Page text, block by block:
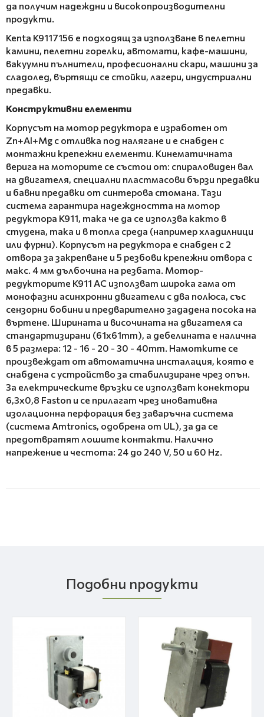
да получим надеждни и високопроизводителни
продукти.
Kenta K9117156 е подходящ за използване в пелетни
камини, пелетни горелки, автомати, кафе-машини,
вакуумни пълнители, професионални скари, машини за
сладолед, въртящи се стойки, лагери, индустриални
предавки.
Конструктивни елементи
Корпусът на мотор редуктора е изработен от
Zn+Al+Mg с отливка под налягане и е снабден с
монтажни крепежни елементи. Кинематичната
верига на моторите се състои от: спираловиден вал
на двигателя, специални пластмасови бързи предавки
и бавни предавки от синтерова стомана. Тази
система гарантира надеждността на мотор
редуктора K911, така че да се използва както в
студена, така и в топла среда (например хладилници
или фурни). Корпусът на редуктора е снабден с 2
отвора за закрепване и 5 резбови крепежни отвора с
макс. 4 мм дълбочина на резбата. Мотор-
редукторите K911 AC използват широка гама от
монофазни асинхронни двигатели с два полюса, със
сензорни бобини и предварително зададена посока на
въртене. Ширината и височината на двигателя са
стандартизирани (61х61mm), а дебелината е налична
в 5 размера: 12 - 16 - 20 - 30 - 40mm. Намотките се
произвеждат от автоматична инсталация, която е
снабдена с устройство за стабилизиране чрез опън.
За електрическите връзки се използват конектори
6,3х0,8 Faston и се прилагат чрез иновативна
изолационна перфорация без заваръчна система
(система Amtronics, одобрена от UL), за да се
предотвратят лошите контакти. Налично
напрежение и честота: 24 до 240 V, 50 и 60 Hz.
Подобни продукти